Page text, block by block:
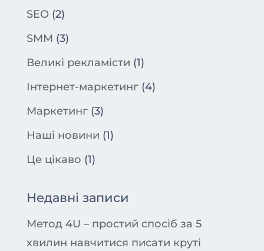
SEO(2)
SMM (3)
Великі рекламісти (1)
Інтернет-маркетинг(4)
Маркетинг(3)
Наші новини (1)
Це цікаво (1)
Недавні записи
Метод 4U – простий спосіб за 5
хвилин навчитися писати круті